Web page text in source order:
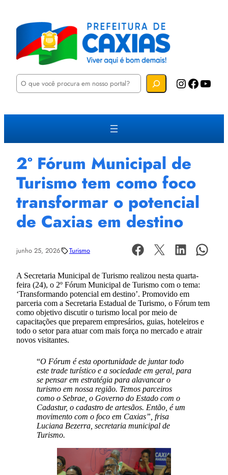
P
u
a
Instagram Facebook YouTube
2º Fórum Municipal de
Turismo tem como foco
transformar o potencial
de Caxias em destino
junho 25, 2026 Turismo
A Secretaria Municipal de Turismo realizou nesta quarta-
feira (24), o 2º Fórum Municipal de Turismo com o tema:
‘Transformando potencial em destino’. Promovido em
parceria com a Secretaria Estadual de Turismo, o Fórum tem
como objetivo discutir o turismo local por meio de
capacitações que preparem empresários, guias, hoteleiros e
todo o setor para atuar com mais força no mercado e atrair
novos visitantes.
“O Fórum é esta oportunidade de juntar todo
este trade turístico e a sociedade em geral, para
se pensar em estratégia para alavancar o
turismo em nossa região. Temos parceiros
como o Sebrae, o Governo do Estado com o
Cadastur, o cadastro de artesãos. Então, é um
movimento com o foco em Caxias”, frisa
Luciana Bezerra, secretaria municipal de
Turismo.